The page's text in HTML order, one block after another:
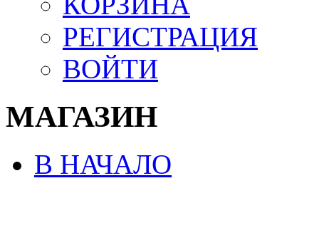
РЕГИСТРАЦИЯ
ВОЙТИ
МАГАЗИН
В НАЧАЛО